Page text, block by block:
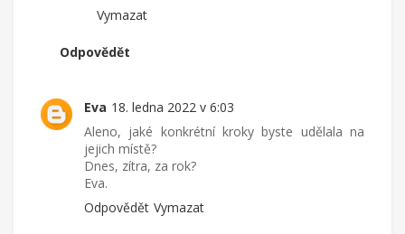
Vymazat
Odpovědět
Eva 18. ledna 2022 v 6:03
Aleno, jaké konkrétní kroky byste udělala na
jejich místě?
Dnes, zítra, za rok?
Eva.
Odpovědět Vymazat